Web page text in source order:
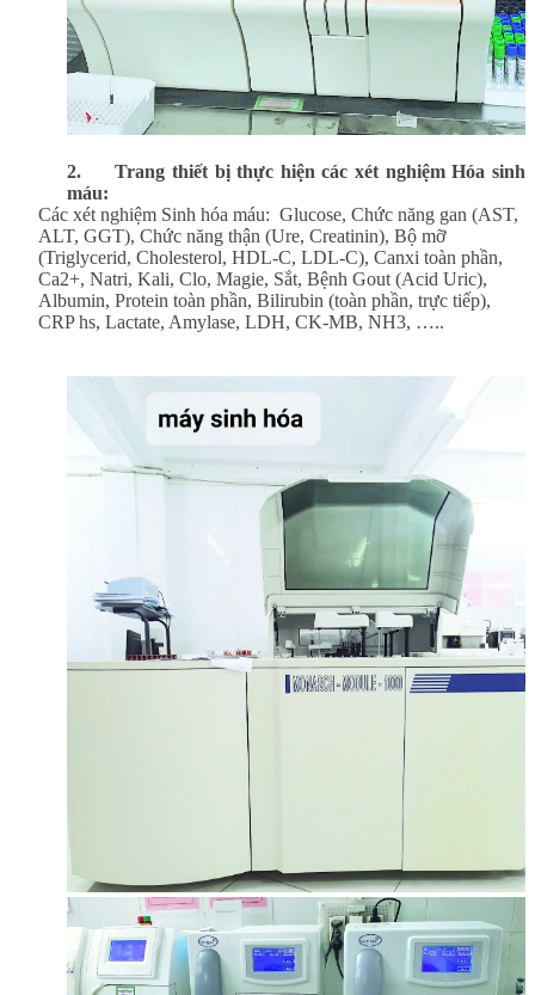
2.Trang thiết bị thực hiện các xét nghiệm Hóa sinh
máu:
Các xét nghiệm Sinh hóa máu: Glucose, Chức năng gan (AST,
ALT, GGT), Chức năng thận (Ure, Creatinin), Bộ mỡ
(Triglycerid, Cholesterol, HDL-C, LDL-C), Canxi toàn phần,
Ca2+, Natri, Kali, Clo, Magie, Sắt, Bệnh Gout (Acid Uric),
Albumin, Protein toàn phần, Bilirubin (toàn phần, trực tiếp),
CRP hs, Lactate, Amylase, LDH, CK-MB, NH3, …..